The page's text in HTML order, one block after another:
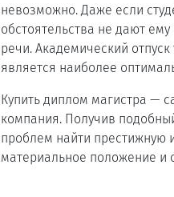
невозможно. Даже если
обстоятельства не дают
речи. Академический
является наиболее
Купить диплом магистра —
компания. Получив
проблем найти престижную
материальное положение и